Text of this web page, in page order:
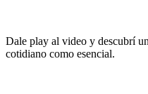
Dale play al video y descubrí
cotidiano como esencial.